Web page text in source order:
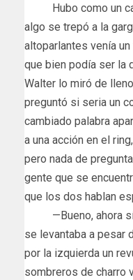
Hubo como un
algo se trepó a la
altoparlantes venía
que bien podía ser la
Walter lo miró de
preguntó si seria un
cambiado palabra
a una acción en el
pero nada de
gente que se
que los dos hablan
—Bueno, ahora sí
se levantaba a pesar
por la izquierda un
sombreros de charro